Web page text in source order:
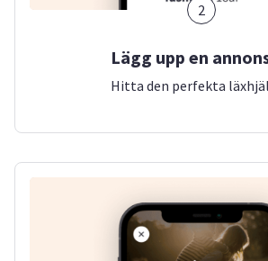
2
Lägg upp en
Hitta den perfekta